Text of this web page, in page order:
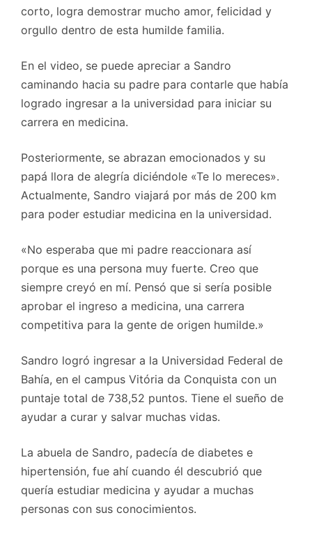
corto, logra demostrar mucho amor, felicidad y
orgullo dentro de esta humilde familia.
En el video, se puede apreciar a Sandro
caminando hacia su padre para contarle que había
logrado ingresar a la universidad para iniciar su
carrera en medicina.
Posteriormente, se abrazan emocionados y su
papá llora de alegría diciéndole «Te lo mereces».
Actualmente, Sandro viajará por más de 200 km
para poder estudiar medicina en la universidad.
«No esperaba que mi padre reaccionara así
porque es una persona muy fuerte. Creo que
siempre creyó en mí. Pensó que si sería posible
aprobar el ingreso a medicina, una carrera
competitiva para la gente de origen humilde.»
Sandro logró ingresar a la Universidad Federal de
Bahía, en el campus Vitória da Conquista con un
puntaje total de 738,52 puntos. Tiene el sueño de
ayudar a curar y salvar muchas vidas.
La abuela de Sandro, padecía de diabetes e
hipertensión, fue ahí cuando él descubrió que
quería estudiar medicina y ayudar a muchas
personas con sus conocimientos.